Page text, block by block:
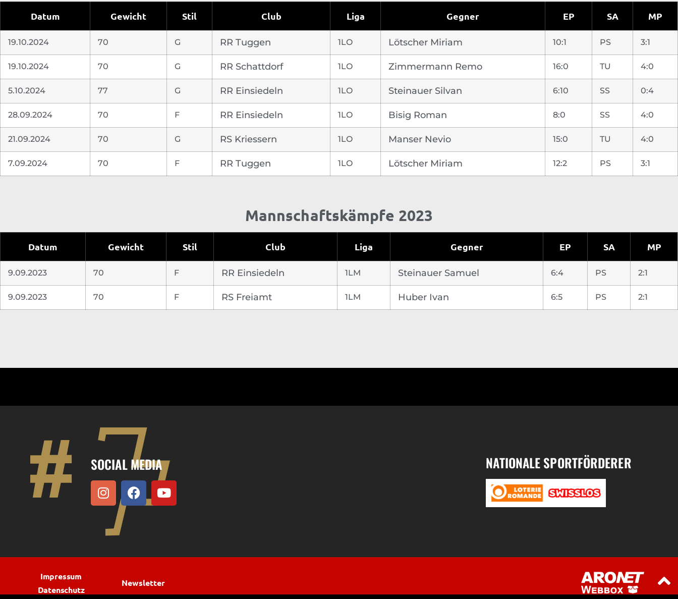
Datum Gewicht Stil Club Liga Gegner EP SA MP
19.10.2024 70 G RR Tuggen 1LO Lötscher Miriam 10:1 PS 3:1
19.10.2024 70 G RR Schattdorf 1LO Zimmermann Remo 16:0 TU 4:0
5.10.2024 77 G RR Einsiedeln 1LO Steinauer Silvan 6:10 SS 0:4
28.09.2024 70 F RR Einsiedeln 1LO Bisig Roman 8:0 SS 4:0
21.09.2024 70 G RS Kriessern 1LO Manser Nevio 15:0 TU 4:0
7.09.2024 70 F RR Tuggen 1LO Lötscher Miriam 12:2 PS 3:1
Mannschaftskämpfe 2023
Datum Gewicht Stil Club Liga Gegner EP SA MP
9.09.2023 70 F RR Einsiedeln 1LM Steinauer Samuel 6:4 PS 2:1
9.09.2023 70 F RS Freiamt 1LM Huber Ivan 6:5 PS 2:1
SOCIAL MEDIA NATIONALE SPORTFÖRDERER
Impressum
Datenschutz
Newsletter